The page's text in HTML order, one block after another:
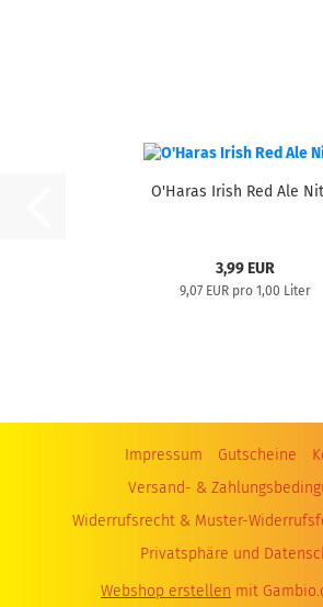
O'Haras Irish Red Ale
3,99 EUR
9,07 EUR pro 1,00 Liter
Impressum Gutscheine
Versand- &
Widerrufsrecht & Muster-
Privatsphäre und
Webshop erstellen mit